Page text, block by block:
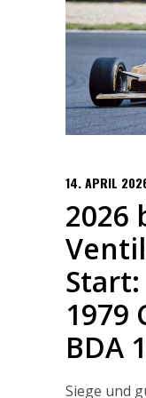
14. APRIL
2026
Start:
1979
BDA
Siege und